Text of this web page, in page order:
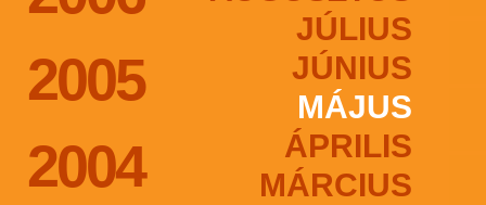
2005
2004
JÚLIUS
JÚNIUS
MÁJUS
ÁPRILIS
MÁRCIUS